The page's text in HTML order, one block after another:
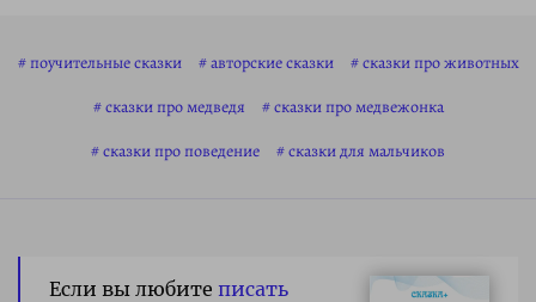
поучительные сказки авторские сказки
сказки про животных
сказки про медведя
сказки про медвежонка
сказки про поведение
сказки для мальчиков
Если вы любите писать